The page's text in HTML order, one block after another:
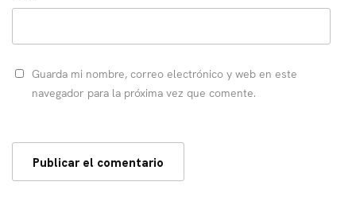
Guarda mi nombre, correo electrónico y web en este
navegador para la próxima vez que comente.